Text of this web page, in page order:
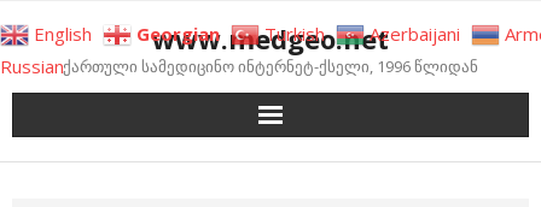
to
content
www.medgeo.net
ქართული სამედიცინო ინტერნეტ-ქსელი, 1996 წლიდან
English Georgian Turkish Azerbaijani
Russian